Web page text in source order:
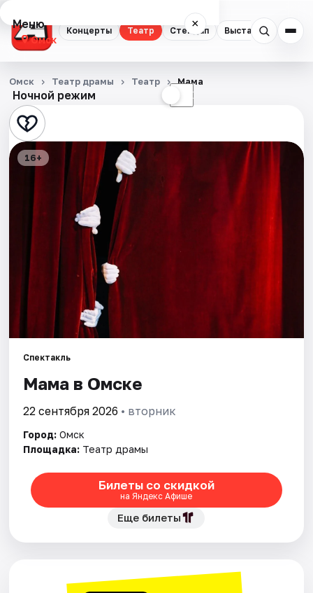
Концерты Театр Стендап Выставки
Меню ×
Омск
Концерты
Театр
Стендап
Выставки
Квесты
Экскурсии
Спорт
События
Площадки
Артисты
Рейтинги
Ночной режим ☾
Омск Театр драмы Театр Мама
16+
Спектакль
Мама в Омске
22 сентября 2026 • вторник
Город: Омск
Площадка: Театр драмы
Билеты со скидкой
на Яндекс Афише
Еще билеты